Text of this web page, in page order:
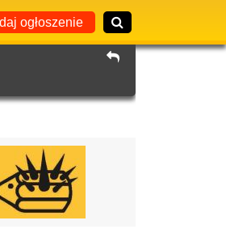
ogłoszenie